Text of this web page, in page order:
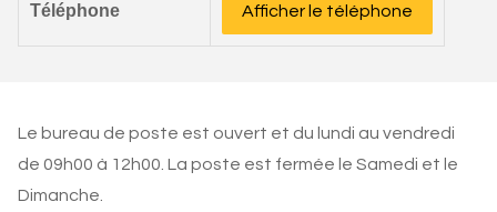
Téléphone Afficher le téléphone
Le bureau de poste est ouvert et du lundi au vendredi
de 09h00 à 12h00. La poste est fermée le Samedi et le
Dimanche.